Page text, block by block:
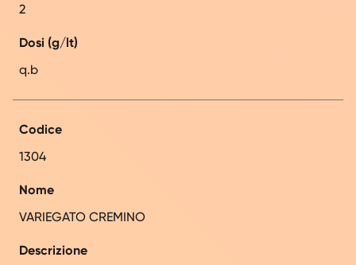
2
Dosi (g/lt)
q.b
Codice
1304
Nome
VARIEGATO CREMINO
Descrizione